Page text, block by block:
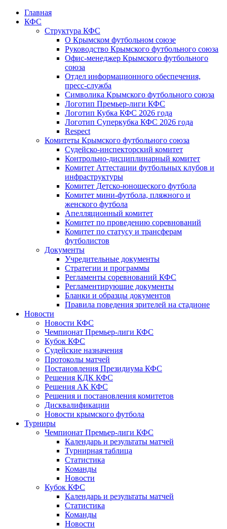
Главная
КФС
Структура КФС
О Крымском футбольном союзе
Руководство Крымского футбольного союза
Офис-менеджер Крымского футбольного
союза
Отдел информационного обеспечения,
пресс-служба
Символика Крымского футбольного союза
Логотип Премьер-лиги КФС
Логотип Кубка КФС 2026 года
Логотип Суперкубка КФС 2026 года
Respect
Комитеты Крымского футбольного союза
Судейско-инспекторский комитет
Контрольно-дисциплинарный комитет
Комитет Аттестации футбольных клубов и
инфраструктуры
Комитет Детско-юношеского футбола
Комитет мини-футбола, пляжного и
женского футбола
Апелляционный комитет
Комитет по проведению соревнований
Комитет по статусу и трансферам
футболистов
Документы
Учредительные документы
Стратегии и программы
Регламенты соревнований КФС
Регламентирующие документы
Бланки и образцы документов
Правила поведения зрителей на стадионе
Новости
Новости КФС
Чемпионат Премьер-лиги КФС
Кубок КФС
Судейские назначения
Протоколы матчей
Постановления Президиума КФС
Решения КДК КФС
Решения АК КФС
Решения и постановления комитетов
Дисквалификации
Новости крымского футбола
Турниры
Чемпионат Премьер-лиги КФС
Календарь и результаты матчей
Турнирная таблица
Статистика
Команды
Новости
Кубок КФС
Календарь и результаты матчей
Статистика
Команды
Новости